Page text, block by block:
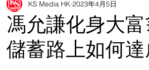
馮允謙化身大
儲蓄路上如何
KS Media HK 2023年4月5日